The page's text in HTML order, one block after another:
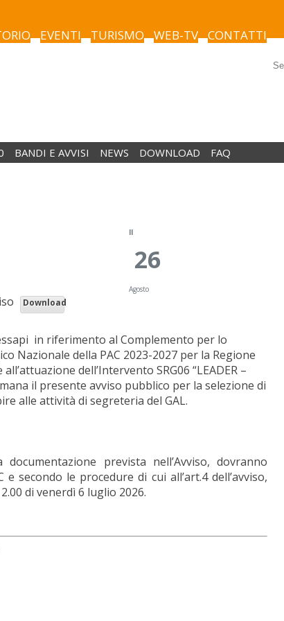
EVENTI TURISMO WEB-TV CONTATTI
BANDI E AVVISI NEWS DOWNLOAD FAQ
Il
26
Agosto
Download
in riferimento al Complemento per lo
Nazionale della PAC 2023-2027 per la Regione
dell’Intervento SRG06 “LEADER –
il presente avviso pubblico per la selezione di
alle attività di segreteria del GAL.
prevista nell’Avviso, dovranno
secondo le procedure di cui all’art.4 dell’avviso,
di venerdì 6 luglio 2026.